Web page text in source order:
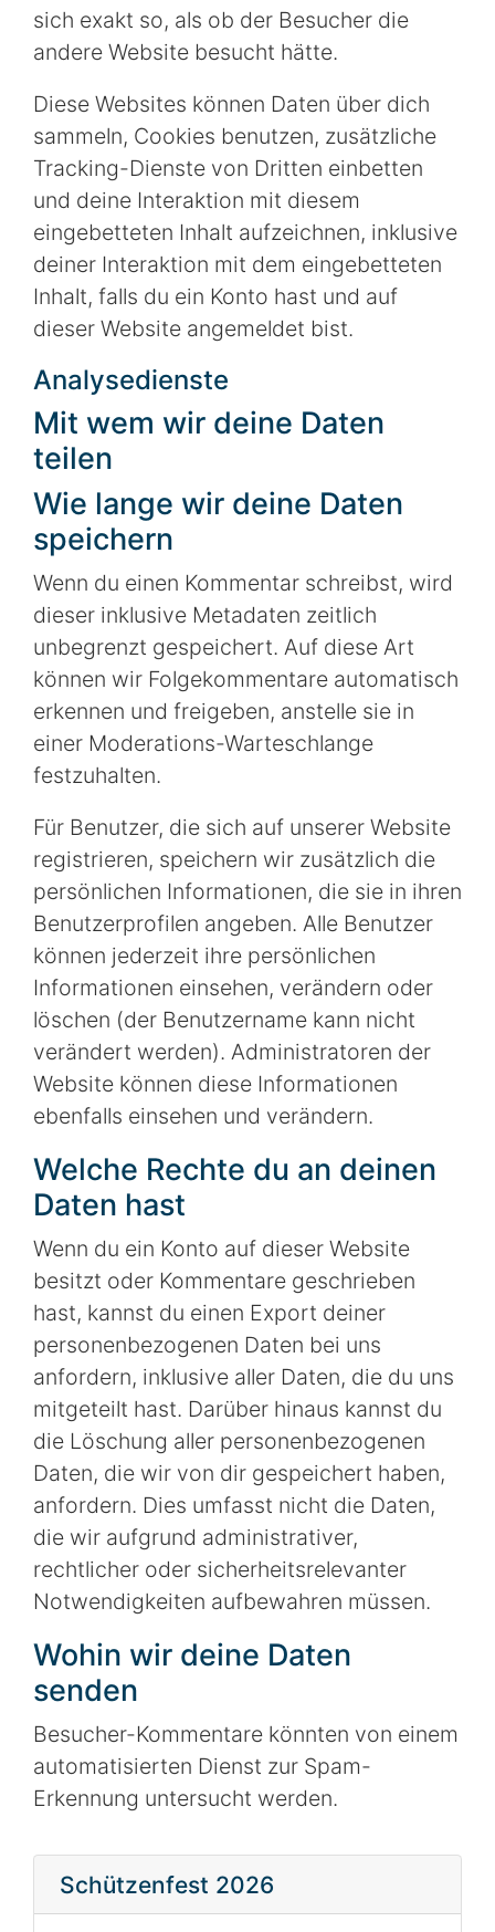
sich exakt so, als ob der Besucher die
andere Website besucht hätte.
Diese Websites können Daten über dich
sammeln, Cookies benutzen, zusätzliche
Tracking-Dienste von Dritten einbetten
und deine Interaktion mit diesem
eingebetteten Inhalt aufzeichnen, inklusive
deiner Interaktion mit dem eingebetteten
Inhalt, falls du ein Konto hast und auf
dieser Website angemeldet bist.
Analysedienste
Mit wem wir deine Daten
teilen
Wie lange wir deine Daten
speichern
Wenn du einen Kommentar schreibst, wird
dieser inklusive Metadaten zeitlich
unbegrenzt gespeichert. Auf diese Art
können wir Folgekommentare automatisch
erkennen und freigeben, anstelle sie in
einer Moderations-Warteschlange
festzuhalten.
Für Benutzer, die sich auf unserer Website
registrieren, speichern wir zusätzlich die
persönlichen Informationen, die sie in ihren
Benutzerprofilen angeben. Alle Benutzer
können jederzeit ihre persönlichen
Informationen einsehen, verändern oder
löschen (der Benutzername kann nicht
verändert werden). Administratoren der
Website können diese Informationen
ebenfalls einsehen und verändern.
Welche Rechte du an deinen
Daten hast
Wenn du ein Konto auf dieser Website
besitzt oder Kommentare geschrieben
hast, kannst du einen Export deiner
personenbezogenen Daten bei uns
anfordern, inklusive aller Daten, die du uns
mitgeteilt hast. Darüber hinaus kannst du
die Löschung aller personenbezogenen
Daten, die wir von dir gespeichert haben,
anfordern. Dies umfasst nicht die Daten,
die wir aufgrund administrativer,
rechtlicher oder sicherheitsrelevanter
Notwendigkeiten aufbewahren müssen.
Wohin wir deine Daten
senden
Besucher-Kommentare könnten von einem
automatisierten Dienst zur Spam-
Erkennung untersucht werden.
Schützenfest 2026